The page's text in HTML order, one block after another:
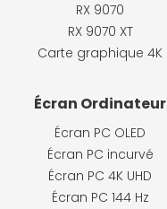
RX 9070
RX 9070 XT
Carte graphique 4K
Écran Ordinateur
Écran PC OLED
Écran PC incurvé
Écran PC 4K UHD
Écran PC 144 Hz